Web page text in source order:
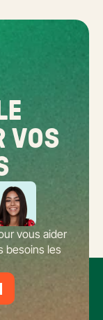
VOS
vous aider
besoins les